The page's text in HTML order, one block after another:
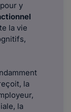
y
la vie
la
la